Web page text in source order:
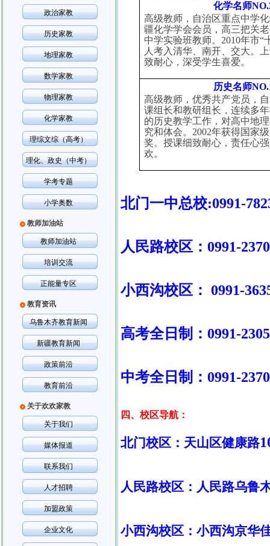
政治家教
历史家教
地理家教
数学家教
物理家教
化学家教
理综文综（高考）
理化、政史（中考）
学考专题
小学奥数
教师加油站
教师加油站
培训交流
正能量专区
教育资讯
乌鲁木齐教育新闻
新疆教育新闻
政策前沿
教育前沿
关于欢欢家教
关于我们
媒体报道
联系我们
人才招聘
加盟政策
企业文化
化学名师
高级教师，自治区重点中学
疆化学学会会员，高三把关
中学实验班教师。 2010年市“
人考入清华、南开、交大。
致耐心，深受学生喜爱。
历史名师
高级教师，优秀共产党员，
课组长和教研组长，连续多
的历史教学工作，对高中地
究和体会。 2002年获得国家
奖。授课细致耐心，责任心
欢。
北门一中总校:0991-
人民路校区： 0991-
小西沟校区： 0991-
高考全日制： 0991-
中考全日制： 0991-
四、校区导航：
北门校区：天山区健康路
人民路校区：人民路乌鲁
小西沟校区：小西沟京华